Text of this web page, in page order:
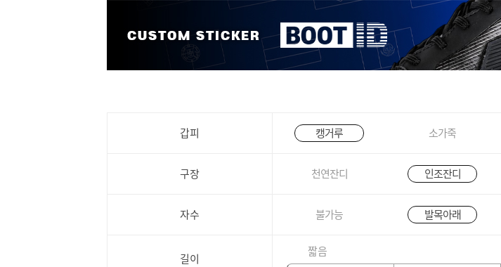
갑피 캥거루 소가죽
구장 천연잔디 인조잔디
자수 불가능 발목아래
길이 짧음